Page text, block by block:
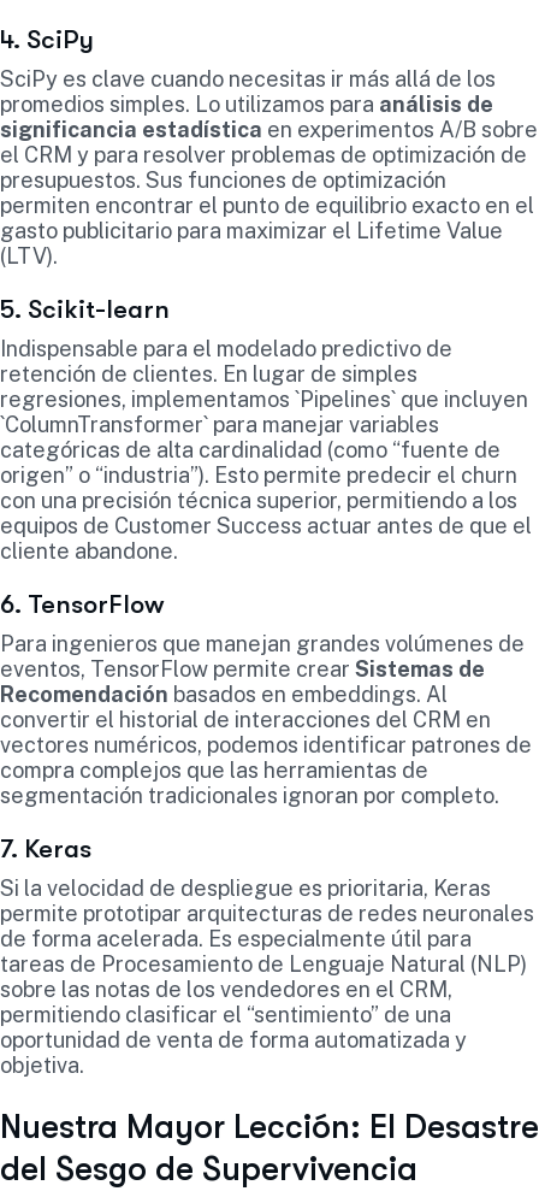
4. SciPy
SciPy es clave cuando necesitas ir más allá de los
promedios simples. Lo utilizamos para análisis de
significancia estadística en experimentos A/B sobre
el CRM y para resolver problemas de optimización de
presupuestos. Sus funciones de optimización
permiten encontrar el punto de equilibrio exacto en el
gasto publicitario para maximizar el Lifetime Value
(LTV).
5. Scikit-learn
Indispensable para el modelado predictivo de
retención de clientes. En lugar de simples
regresiones, implementamos `Pipelines` que incluyen
`ColumnTransformer` para manejar variables
categóricas de alta cardinalidad (como “fuente de
origen” o “industria”). Esto permite predecir el churn
con una precisión técnica superior, permitiendo a los
equipos de Customer Success actuar antes de que el
cliente abandone.
6. TensorFlow
Para ingenieros que manejan grandes volúmenes de
eventos, TensorFlow permite crear Sistemas de
Recomendación basados en embeddings. Al
convertir el historial de interacciones del CRM en
vectores numéricos, podemos identificar patrones de
compra complejos que las herramientas de
segmentación tradicionales ignoran por completo.
7. Keras
Si la velocidad de despliegue es prioritaria, Keras
permite prototipar arquitecturas de redes neuronales
de forma acelerada. Es especialmente útil para
tareas de Procesamiento de Lenguaje Natural (NLP)
sobre las notas de los vendedores en el CRM,
permitiendo clasificar el “sentimiento” de una
oportunidad de venta de forma automatizada y
objetiva.
Nuestra Mayor Lección: El Desastre
del Sesgo de Supervivencia